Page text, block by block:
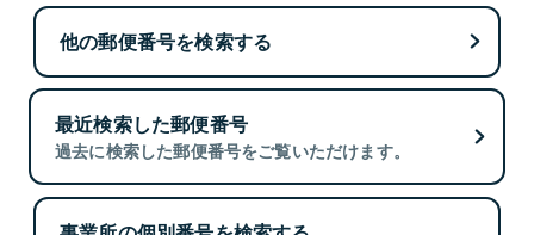
他の郵便番号を検索する
最近検索した郵便番号
過去に検索した郵便番号をご覧いただけます。